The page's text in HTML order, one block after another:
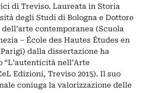
di Treviso. Laureata in Storia
degli Studi di Bologna e Dottore
contemporanea (Scuola
– École des Hautes Études en
dalla dissertazione ha
nell’Arte
Edizioni, Treviso 2015). Il suo
coniuga la valorizzazione delle